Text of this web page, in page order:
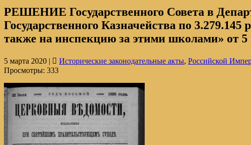
РЕШЕНИЕ Государственного Совета в
Государственного Казначейства по
также на инспекцию за этими школами» от 5
5 марта 2020 | Исторические законодательные акты, Российской
Просмотры: 333